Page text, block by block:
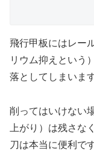
飛行甲板にはレー
リウム抑えという
落としてしまいます
削ってはいけない
上がり）は残さな
刀は本当に便利で